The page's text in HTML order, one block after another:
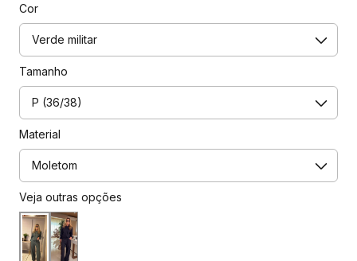
Cor
Tamanho
Material
Veja outras opções